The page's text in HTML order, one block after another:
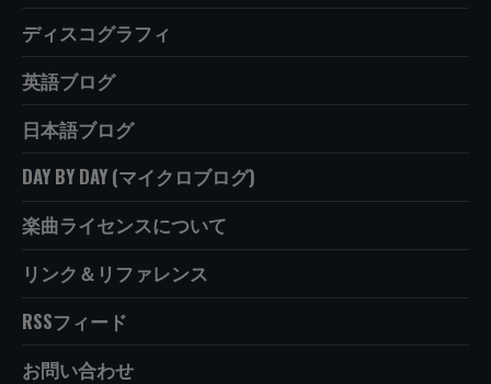
ディスコグラフィ
英語ブログ
日本語ブログ
DAY BY DAY (マイクロブログ)
楽曲ライセンスについて
リンク＆リファレンス
RSSフィード
お問い合わせ